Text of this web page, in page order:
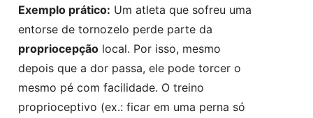
Exemplo prático: Um atleta que sofreu uma
entorse de tornozelo perde parte da
propriocepção local. Por isso, mesmo
depois que a dor passa, ele pode torcer o
mesmo pé com facilidade. O treino
proprioceptivo (ex.: ficar em uma perna só